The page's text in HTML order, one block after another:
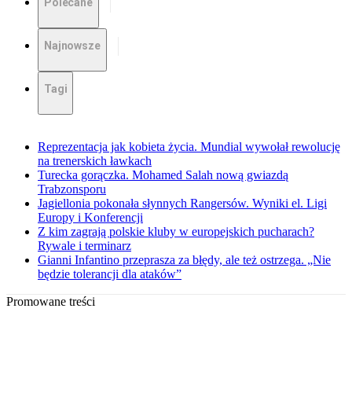
Najnowsze
Tagi
Reprezentacja jak kobieta życia. Mundial wywołał rewolucję
na trenerskich ławkach
Turecka gorączka. Mohamed Salah nową gwiazdą
Trabzonsporu
Jagiellonia pokonała słynnych Rangersów. Wyniki el. Ligi
Europy i Konferencji
Z kim zagrają polskie kluby w europejskich pucharach?
Rywale i terminarz
Gianni Infantino przeprasza za błędy, ale też ostrzega. „Nie
będzie tolerancji dla ataków”
Promowane treści